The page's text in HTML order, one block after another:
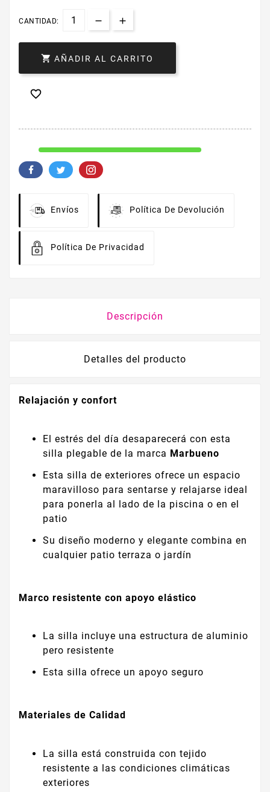
CANTIDAD:
 AÑADIR AL CARRITO

Envíos Política De Devolución
Política De Privacidad
Descripción
Detalles del producto
Relajación y confort
El estrés del día desaparecerá con esta
silla plegable de la marca Marbueno
Esta silla de exteriores ofrece un espacio
maravilloso para sentarse y relajarse ideal
para ponerla al lado de la piscina o en el
patio
Su diseño moderno y elegante combina en
cualquier patio terraza o jardín
Marco resistente con apoyo elástico
La silla incluye una estructura de aluminio
pero resistente
Esta silla ofrece un apoyo seguro
Materiales de Calidad
La silla está construida con tejido
resistente a las condiciones climáticas
exteriores